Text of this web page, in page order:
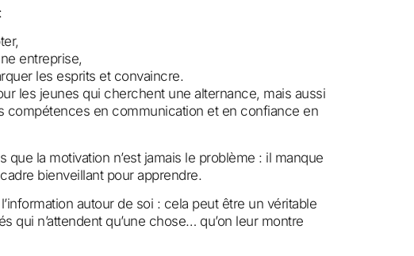
entreprise,
les esprits et convaincre.
les jeunes qui cherchent une alternance, mais aussi
compétences en communication et en confiance en
que la motivation n’est jamais le problème : il manque
bienveillant pour apprendre.
autour de soi : cela peut être un véritable
qui n’attendent qu’une chose… qu’on leur montre